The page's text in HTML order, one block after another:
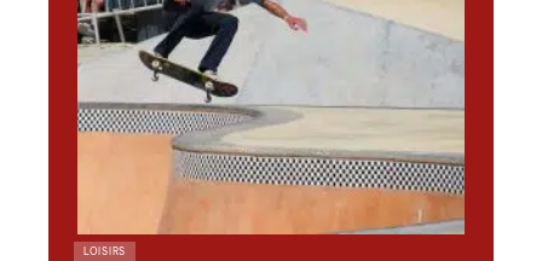
LOISIRS